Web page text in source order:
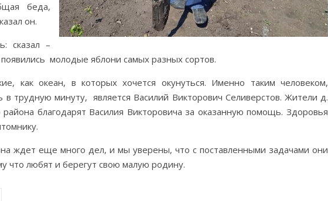
беда,
он.
сказал –
молодые яблони самых разных сортов.
как океан, в которых хочется окунуться. Именно таким человеком,
трудную минуту, является Василий Викторович Селиверстов. Жители д.
благодарят Василия Викторовича за оказанную помощь. Здоровья
ждет еще много дел, и мы уверены, что с поставленными задачами они
что любят и берегут свою малую родину.